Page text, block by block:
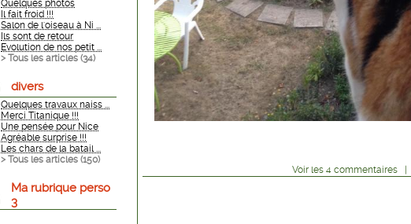
Quelques photos
Il fait froid !!!
Salon de l'oiseau à Ni ...
Ils sont de retour
Evolution de nos petit ...
> Tous les articles (34)
divers
Quelques travaux naiss ...
Merci Titanique !!!
Une pensée pour Nice
Agréable surprise !!!
Les chars de la batail ...
> Tous les articles (150)
Ma rubrique perso
3
Voir les 4 commentaires